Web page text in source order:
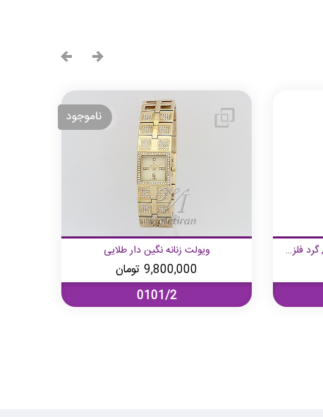
ویولت زنانه نگین دار طلایی
9,800,000 تومان
0101/2
ساعت مچی ویولت, زنانه کرنوگراف, گرد فلزی, استیل صفحه سرمه‌ای